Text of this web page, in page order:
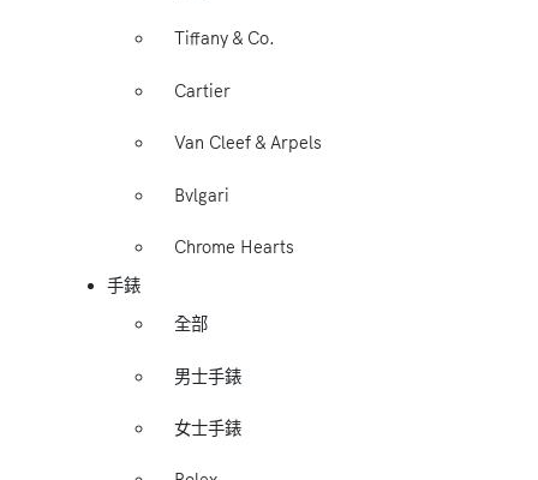
Tiffany & Co.
Cartier
Van Cleef & Arpels
Bvlgari
Chrome Hearts
手錶
全部
男士手錶
女士手錶